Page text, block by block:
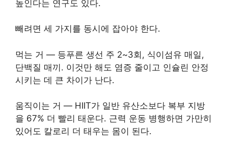
높인다는 연구도 있다.
빼려면 세 가지를 동시에 잡아야 한다.
먹는 거 — 등푸른 생선 주 2~3회, 식이섬유 매일,
단백질 매끼. 이것만 해도 염증 줄이고 인슐린 안정
시키는 데 큰 차이가 난다.
움직이는 거 — HIIT가 일반 유산소보다 복부 지방
을 67% 더 빨리 태운다. 근력 운동 병행하면 가만히
있어도 칼로리 더 태우는 몸이 된다.